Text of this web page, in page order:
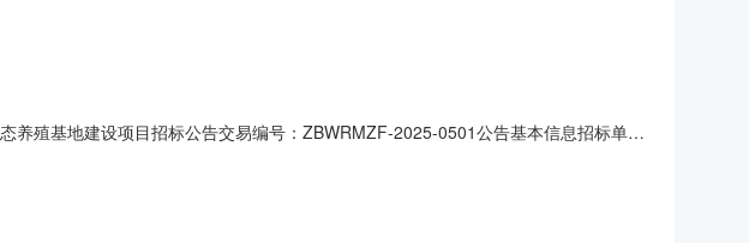
殖基地建设项目招标公告交易编号：ZBWRMZF-2025-0501公告基本信息招标单位
态养殖基地建设项目招标公告根据《招标投标法》、《甘肃省招标投标条例》